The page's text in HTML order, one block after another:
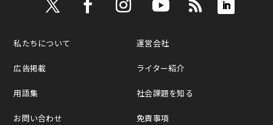
私たちについて
広告掲載
用語集
お問い合わせ
運営会社
ライター紹介
社会課題を知る
免責事項